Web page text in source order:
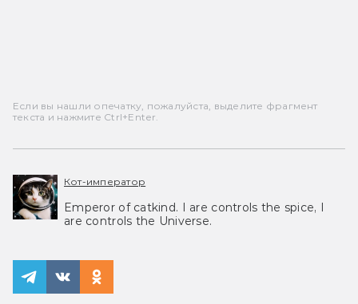
Если вы нашли опечатку, пожалуйста, выделите фрагмент
текста и нажмите Ctrl+Enter.
Кот-император
Emperor of catkind. I are controls the spice, I
are controls the Universe.